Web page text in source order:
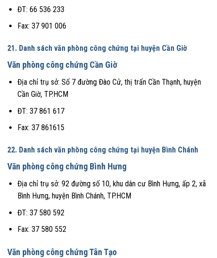
ĐT: 66 536 233
Fax: 37 901 006
21. Danh sách văn phòng công chứng tại huyện Cần Giờ
Văn phòng công chứng Cần Giờ
Địa chỉ trụ sở: Số 7 đường Đào Cử, thị trấn Cần Thạnh, huyện
Cần Giờ, TP.HCM
ĐT: 37 861 617
Fax: 37 861615
22. Danh sách văn phòng công chứng tại huyện Bình Chánh
Văn phòng công chứng Bình Hưng
Địa chỉ trụ sở: 92 đường số 10, khu dân cư Bình Hưng, ấp 2, xã
Bình Hưng, huyện Bình Chánh, TP.HCM
ĐT: 37 580 592
Fax: 37 580 552
Văn phòng công chứng Tân Tạo